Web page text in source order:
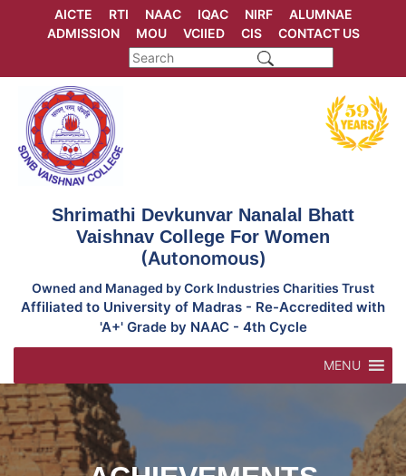
AICTE RTI NAAC IQAC NIRF
ALUMNAE
ADMISSION
MOU VCIIED CIS CONTACT US
Shrimathi Devkunvar Nanalal Bhatt
Vaishnav College For Women
(Autonomous)
Owned and Managed by Cork Industries Charities Trust
Affiliated to University of Madras - Re-Accredited with
'A+' Grade by NAAC - 4th Cycle
MENU